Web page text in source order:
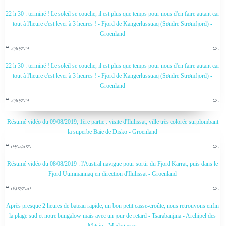
22 h 30 : terminé ! Le soleil se couche, il est plus que temps pour nous d'en faire autant car
tout à l'heure c'est lever à 3 heures ! - Fjord de Kangerlussuaq (Søndre Strømfjord) -
Groenland
21/10/2019 …
22 h 30 : terminé ! Le soleil se couche, il est plus que temps pour nous d'en faire autant car
tout à l'heure c'est lever à 3 heures ! - Fjord de Kangerlussuaq (Søndre Strømfjord) -
Groenland
21/10/2019 …
Résumé vidéo du 09/08/2019, 1ère partie : visite d'Ilulissat, ville très colorée surplombant
la superbe Baie de Disko - Groenland
09/02/2020 …
Résumé vidéo du 08/08/2019 : l'Austral navigue pour sortir du Fjord Karrat, puis dans le
Fjord Uummannaq en direction d'Ilulissat - Groenland
05/02/2020 …
Après presque 2 heures de bateau rapide, un bon petit casse-croûte, nous retrouvons enfin
la plage sud et notre bungalow mais avec un jour de retard - Tsarabanjina - Archipel des